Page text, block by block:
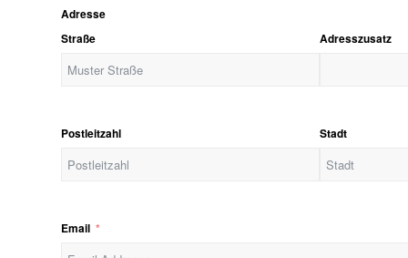
Adresse
Straße
Adresszusatz
Postleitzahl Stadt
Email